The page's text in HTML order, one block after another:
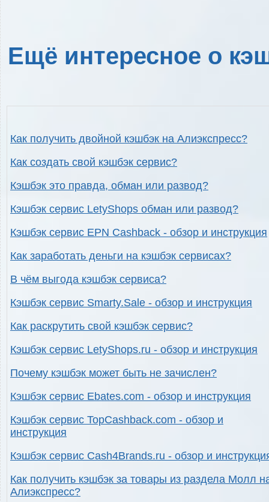
Ещё интересное о
Как получить двойной кэшбэк на Алиэкспресс?
Как создать свой кэшбэк сервис?
Кэшбэк это правда, обман или развод?
Кэшбэк сервис LetyShops обман или развод?
Кэшбэк сервис EPN Cashback - обзор и инструкция
Как заработать деньги на кэшбэк сервисах?
В чём выгода кэшбэк сервиса?
Кэшбэк сервис Smarty.Sale - обзор и инструкция
Как раскрутить свой кэшбэк сервис?
Кэшбэк сервис LetyShops.ru - обзор и инструкция
Почему кэшбэк может быть не зачислен?
Кэшбэк сервис Ebates.com - обзор и инструкция
Кэшбэк сервис TopCashback.com - обзор и
инструкция
Кэшбэк сервис Cash4Brands.ru - обзор и
Как получить кэшбэк за товары из раздела Молл
Алиэкспресс?